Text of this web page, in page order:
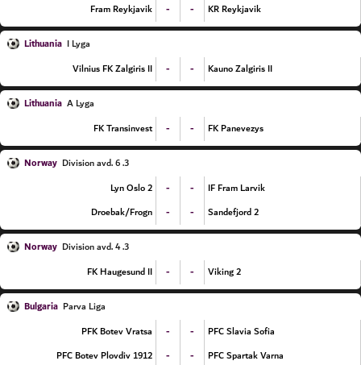
Fram Reykjavik
- - KR Reykjavik
Lithuania I Lyga
Vilnius FK Zalgiris II
- - Kauno Zalgiris II
Lithuania A Lyga
FK Transinvest
- - FK Panevezys
Norway
3. Division avd. 6
Lyn Oslo 2
- -
IF Fram Larvik
Droebak/Frogn
- - Sandefjord 2
Norway
3. Division avd. 4
FK Haugesund II
- - Viking 2
Bulgaria Parva Liga
PFK Botev Vratsa
- -
PFC Slavia Sofia
PFC Botev Plovdiv 1912
- - PFC Spartak Varna